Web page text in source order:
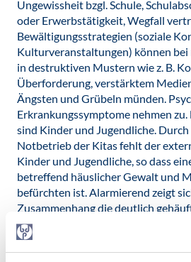
Ungewissheit bzgl. Schule,
oder Erwerbstätigkeit, Wegfall
Bewältigungsstrategien (soziale
Kulturveranstaltungen) können bei
in destruktiven Mustern wie z. B.
Überforderung, verstärktem
Ängsten und Grübeln münden.
Erkrankungssymptome nehmen
sind Kinder und Jugendliche.
Notbetrieb der Kitas fehlt der
Kinder und Jugendliche, so dass
betreffend häuslicher Gewalt und
befürchten ist. Alarmierend zeigt
Zusammenhang die deutlich
ambulant psychotherapeutischer
und Jugendbereich - bei bereits
Unterversorgung für psychisch